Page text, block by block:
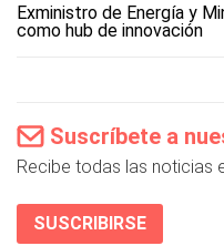
Exministro de Energía y
como hub de innovación
Suscríbete a
Recibe todas las noticias
SUSCRIBIRSE